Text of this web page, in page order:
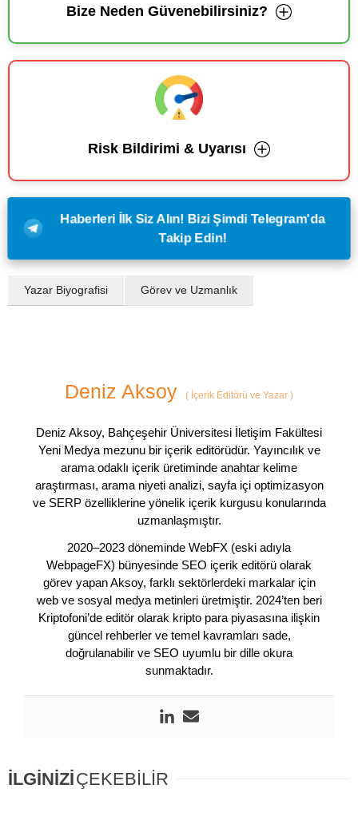
Bize Neden Güvenebilirsiniz?
Risk Bildirimi & Uyarısı
Haberleri İlk Siz Alın! Bizi Şimdi Telegram'da
Takip Edin!
Yazar Biyografisi Görev ve Uzmanlık
Deniz Aksoy ( İçerik Editörü ve Yazar )
Deniz Aksoy, Bahçeşehir Üniversitesi İletişim Fakültesi
Yeni Medya mezunu bir içerik editörüdür. Yayıncılık ve
arama odaklı içerik üretiminde anahtar kelime
araştırması, arama niyeti analizi, sayfa içi optimizasyon
ve SERP özelliklerine yönelik içerik kurgusu konularında
uzmanlaşmıştır.
2020–2023 döneminde WebFX (eski adıyla
WebpageFX) bünyesinde SEO içerik editörü olarak
görev yapan Aksoy, farklı sektörlerdeki markalar için
web ve sosyal medya metinleri üretmiştir. 2024’ten beri
Kriptofoni’de editör olarak kripto para piyasasına ilişkin
güncel rehberler ve temel kavramları sade,
doğrulanabilir ve SEO uyumlu bir dille okura
sunmaktadır.
İLGİNİZİÇEKEBİLİR